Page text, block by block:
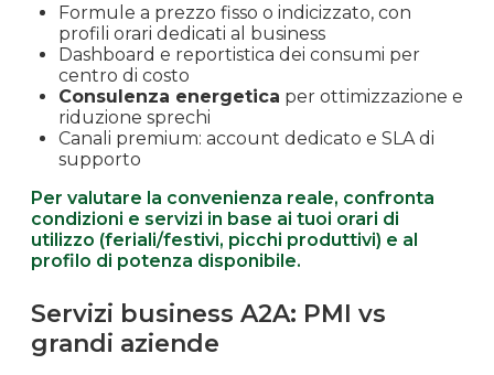
Formule a prezzo fisso o indicizzato, con
profili orari dedicati al business
Dashboard e reportistica dei consumi per
centro di costo
Consulenza energetica per ottimizzazione e
riduzione sprechi
Canali premium: account dedicato e SLA di
supporto
Per valutare la convenienza reale, confronta
condizioni e servizi in base ai tuoi orari di
utilizzo (feriali/festivi, picchi produttivi) e al
profilo di potenza disponibile.
Servizi business A2A: PMI vs
grandi aziende